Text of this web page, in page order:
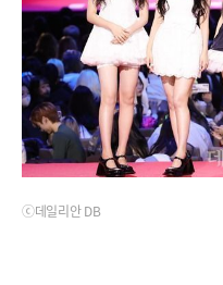
ⓒ데일리안 DB